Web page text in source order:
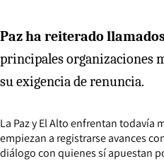
Paz ha reiterado
principales organizaciones
su exigencia de renuncia.
La Paz y El Alto enfrentan
empiezan a registrarse avances
diálogo con quienes sí apuestan